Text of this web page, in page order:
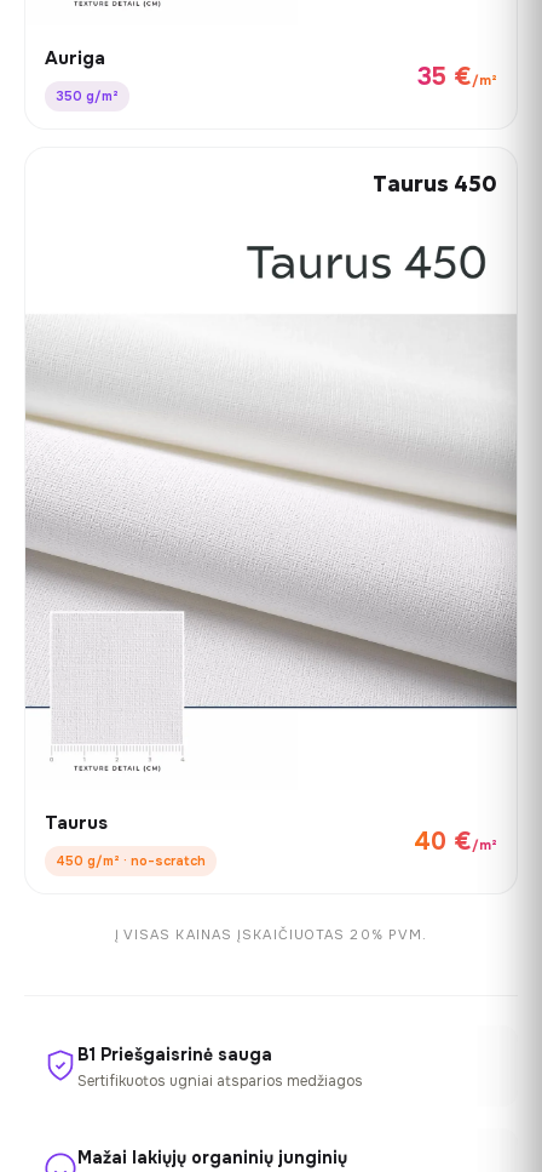
Auriga
350 g/m²
35 €/m²
Taurus 450
Taurus
450 g/m² · no-scratch
40 €/m²
Į VISAS KAINAS ĮSKAIČIUOTAS 20% PVM.
B1 Priešgaisrinė sauga
Sertifikuotos ugniai atsparios medžiagos
Mažai lakiųjų organinių junginių